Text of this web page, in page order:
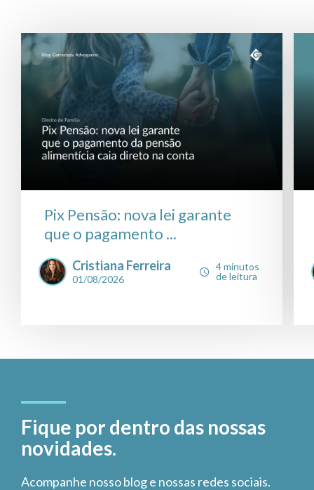
Pix Pensão: nova lei garante
que o pagamento ...
Cristiana Ferreira
01/08/2026
4 minutos
de leitura
Fique por dentro das nossas
novidades.
Acompanhe nosso blog e nossas redes sociais.